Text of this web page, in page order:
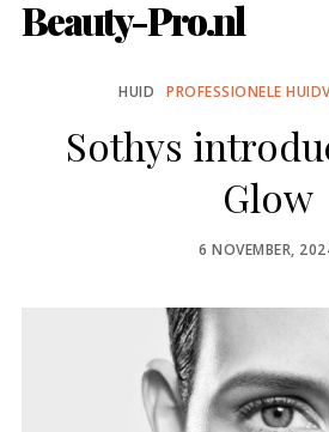
Beauty-Pro.nl
HUID PROFESSIONELE
Sothys
Glow
POSTED
6 NOVEMBER,